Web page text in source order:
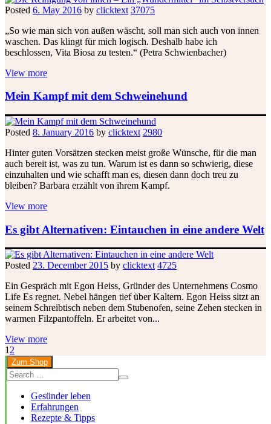
Posted 6. May 2016 by clicktext 37075
„So wie man sich von außen wäscht, soll man sich auch von innen
waschen. Das klingt für mich logisch. Deshalb habe ich
beschlossen, Vita Biosa zu testen.“ (Petra Schwienbacher)
View more
Mein Kampf mit dem Schweinehund
Posted 8. January 2016 by clicktext 2980
Hinter guten Vorsätzen stecken meist große Wünsche, für die man
auch bereit ist, was zu tun. Warum ist es dann so schwierig, diese
einzuhalten und wie schafft man es, diesen dann doch treu zu
bleiben? Barbara erzählt von ihrem Kampf.
View more
Es gibt Alternativen: Eintauchen in eine andere Welt
Posted 23. December 2015 by clicktext 4725
Ein Gespräch mit Egon Heiss, Gründer des Unternehmens Cosmo
Life Es regnet. Nebel hängen tief über Kaltern. Egon Heiss sitzt an
seinem Schreibtisch neben dem Stubenofen, seine Zehen stecken in
warmen Filzpantoffeln. Er arbeitet von...
View more
12
Zum Shop
Gesünder leben
Erfahrungen
Rezepte & Tipps